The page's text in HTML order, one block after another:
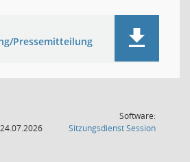
Pressemitteilung
Software:
SitzungsdienstSession(Wird in